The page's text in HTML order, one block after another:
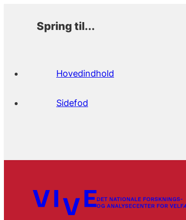
Spring til...
Hovedindhold
Sidefod